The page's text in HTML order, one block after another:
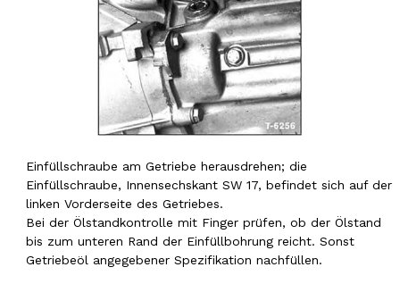
Einfüllschraube am Getriebe herausdrehen; die
Einfüllschraube, Innensechskant SW 17, befindet sich auf der
linken Vorderseite des Getriebes.
Bei der Ölstandkontrolle mit Finger prüfen, ob der Ölstand
bis zum unteren Rand der Einfüllbohrung reicht. Sonst
Getriebeöl angegebener Spezifikation nachfüllen.